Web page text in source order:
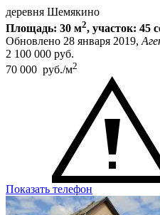
деревня Шемякино
Площадь: 30 м2, участок: 45
Обновлено 28 января 2019,
2 100 000 руб.
70 000 руб./м2
Показать телефон